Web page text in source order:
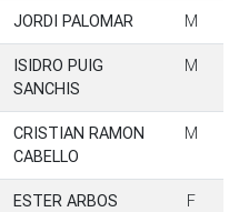
JORDI PALOMAR M
ISIDRO PUIG
SANCHIS
M
CRISTIAN RAMON
CABELLO
M
ESTER ARBOS
F